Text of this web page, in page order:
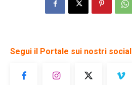
Segui il Portale sui nostri social